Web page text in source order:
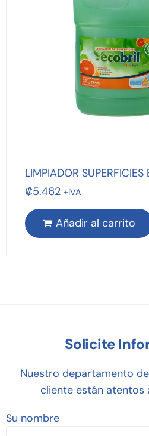
LIMPIADOR
₡5.462 +IVA
Añadir al carrito
Solicite
Nuestro departamento
cliente están atentos
Su nombre